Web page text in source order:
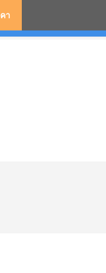
า
ร่มกอล์ฟ ร่มกลับด้าน